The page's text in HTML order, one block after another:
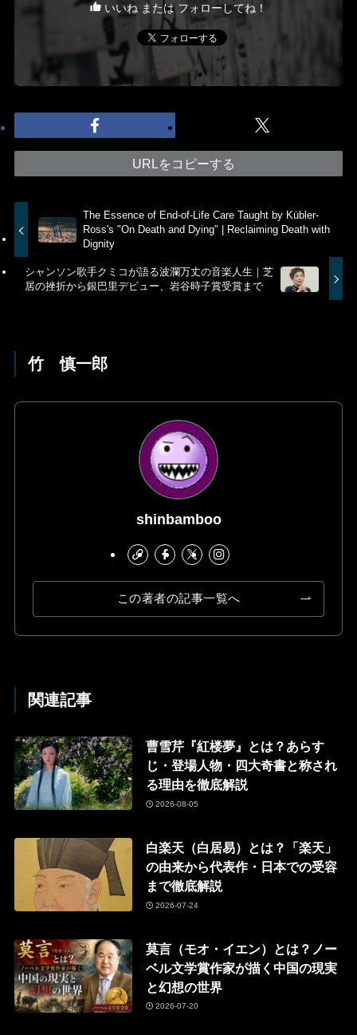
いいね または フォローしてね！
URLをコピーする
The Essence of End-of-Life Care Taught by Kübler-
Ross's "On Death and Dying" | Reclaiming Death with
Dignity
シャンソン歌手クミコが語る波瀾万丈の音楽人生｜芝
居の挫折から銀巴里デビュー、岩谷時子賞受賞まで
竹 慎一郎
shinbamboo
この著者の記事一覧へ
関連記事
曹雪芹『紅楼夢』とは？あらす
じ・登場人物・四大奇書と称され
る理由を徹底解説
2026-08-05
白楽天（白居易）とは？「楽天」
の由来から代表作・日本での受容
まで徹底解説
2026-07-24
莫言（モオ・イエン）とは？ノー
ベル文学賞作家が描く中国の現実
と幻想の世界
2026-07-20